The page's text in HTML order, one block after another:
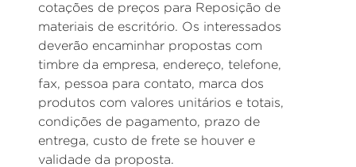
cotações de preços para Reposição de
materiais de escritório. Os interessados
deverão encaminhar propostas com
timbre da empresa, endereço, telefone,
fax, pessoa para contato, marca dos
produtos com valores unitários e totais,
condições de pagamento, prazo de
entrega, custo de frete se houver e
validade da proposta.